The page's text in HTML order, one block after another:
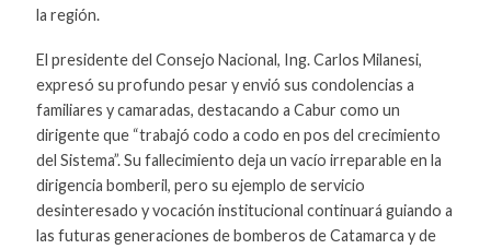
la región.
El presidente del Consejo Nacional, Ing. Carlos Milanesi,
expresó su profundo pesar y envió sus condolencias a
familiares y camaradas, destacando a Cabur como un
dirigente que “trabajó codo a codo en pos del crecimiento
del Sistema”. Su fallecimiento deja un vacío irreparable en la
dirigencia bomberil, pero su ejemplo de servicio
desinteresado y vocación institucional continuará guiando a
las futuras generaciones de bomberos de Catamarca y de